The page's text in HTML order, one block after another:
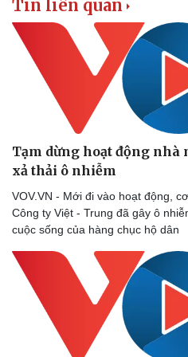
Tin liên quan
Tạm dừng hoạt động nhà
xả thải ô nhiễm
VOV.VN - Mới đi vào hoạt động,
Công ty Việt - Trung đã gây ô
cuộc sống của hàng chục hộ dân